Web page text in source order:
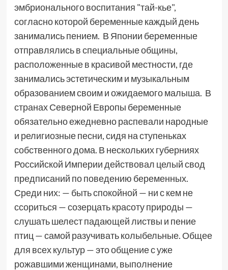
эмбрионального воспитания "тай-кье",
согласно которой беременные каждый день
занимались пением. В Японии беременные
отправлялись в специальные общины,
расположенные в красивой местности, где
занимались эстетическим и музыкальным
образованием своим и ожидаемого малыша. В
странах Северной Европы беременные
обязательно ежедневно распевали народные
и религиозные песни, сидя на ступеньках
собственного дома. В нескольких губерниях
Российской Империи действовал целый свод
предписаний по поведению беременных.
Среди них: — быть спокойной — ни с кем не
ссориться — созерцать красоту природы —
слушать шелест падающей листвы и пение
птиц — самой разучивать колыбельные. Общее
для всех культур — это общение с уже
рожавшими женщинами, выполнение